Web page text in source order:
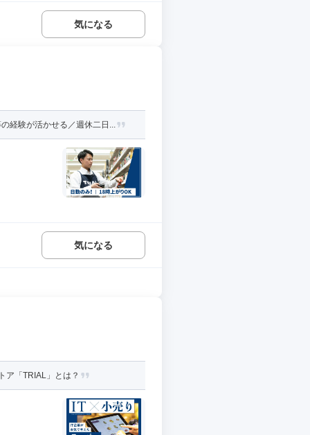
気になる
経験が活かせる／週休二日...
気になる
ア「TRIAL」とは？